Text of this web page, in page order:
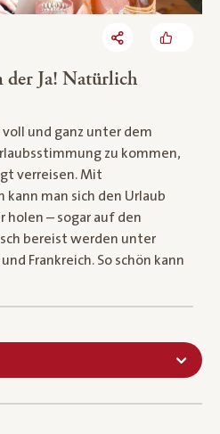
Ja! Natürlich
und ganz unter dem
zu kommen,
verreisen. Mit
man sich den Urlaub
holen – sogar auf den
bereist werden unter
Frankreich. So schön kann